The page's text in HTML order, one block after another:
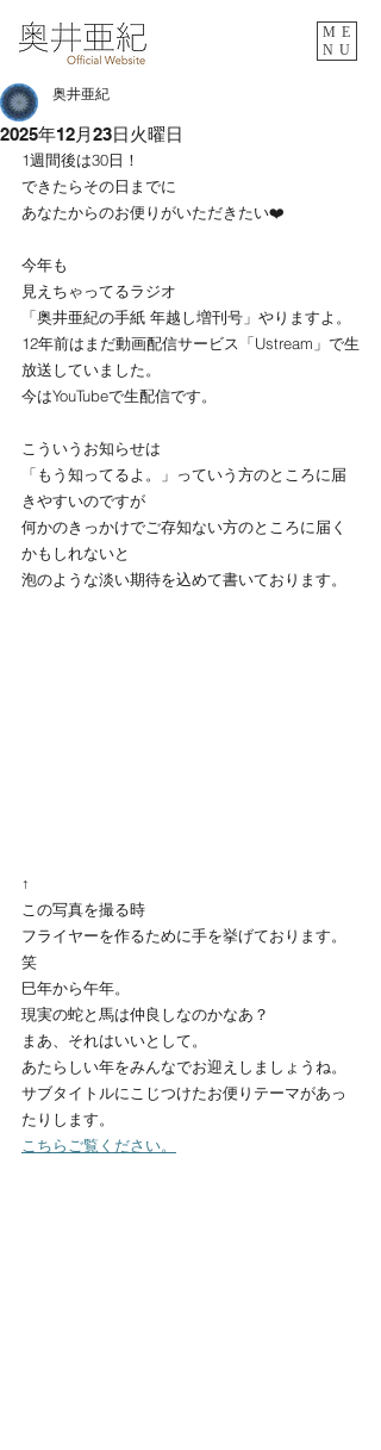
ME
NU
2025年12月23日火曜日
奥井亜紀
1週間後は30日！
できたらその日までに
あなたからのお便りがいただきたい❤️
今年も
見えちゃってるラジオ
「奥井亜紀の手紙 年越し増刊号」やりますよ。
12年前はまだ動画配信サービス「Ustream」で生
放送していました。
今はYouTubeで生配信です。
こういうお知らせは
「もう知ってるよ。」っていう方のところに届
きやすいのですが
何かのきっかけでご存知ない方のところに届く
かもしれないと
泡のような淡い期待を込めて書いております。
↑
この写真を撮る時
フライヤーを作るために手を挙げております。
笑
巳年から午年。
現実の蛇と馬は仲良しなのかなあ？
まあ、それはいいとして。
あたらしい年をみんなでお迎えしましょうね。
サブタイトルにこじつけたお便りテーマがあっ
たりします。
こちらご覧ください。